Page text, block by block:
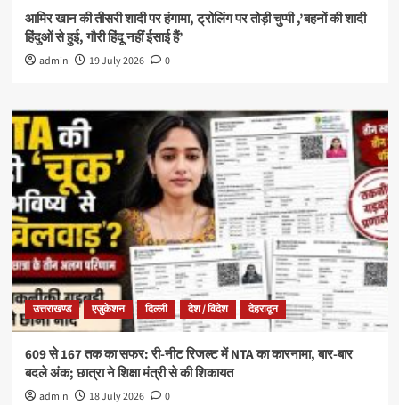
आमिर खान की तीसरी शादी पर हंगामा, ट्रोलिंग पर तोड़ी चुप्पी ,’बहनों की शादी
हिंदुओं से हुई, गौरी हिंदू नहीं ईसाई हैं’
admin 19 July 2026 0
उत्तराखण्ड एजुकेशन दिल्ली देश / विदेश देहरादून
609 से 167 तक का सफर: री-नीट रिजल्ट में NTA का कारनामा, बार-बार
बदले अंक; छात्रा ने शिक्षा मंत्री से की शिकायत
admin 18 July 2026 0